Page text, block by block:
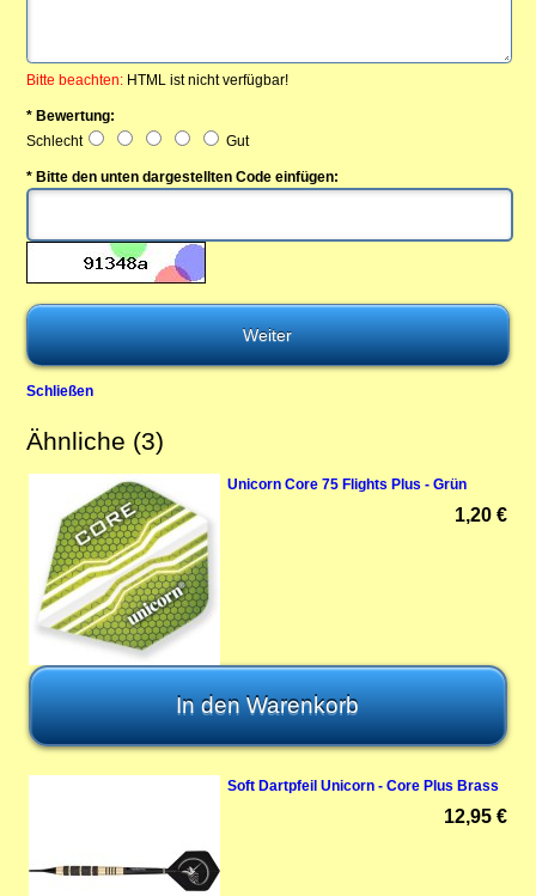
Bitte beachten: HTML ist nicht verfügbar!
* Bewertung:
Schlecht
Gut
* Bitte den unten dargestellten Code einfügen:
Schließen
Ähnliche (3)
Unicorn Core 75 Flights Plus - Grün
1,20 €
Soft Dartpfeil Unicorn - Core Plus Brass
12,95 €